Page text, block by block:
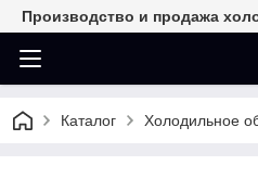
Производство и продажа
Каталог Холодильное